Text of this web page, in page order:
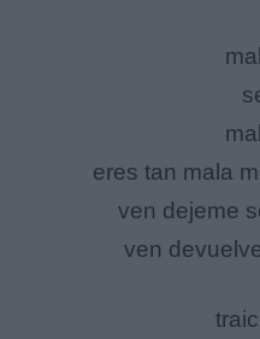
eres tan mala
ven dejeme
ven